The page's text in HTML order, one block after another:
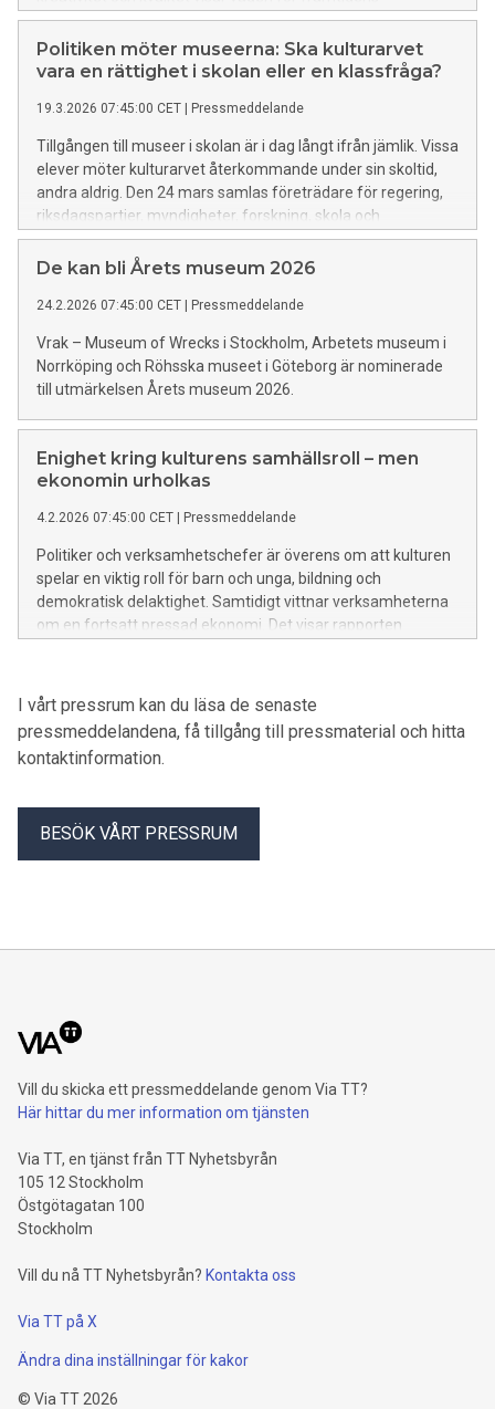
museiverksamhet.
Politiken möter museerna: Ska kulturarvet
vara en rättighet i skolan eller en klassfråga?
19.3.2026 07:45:00 CET Pressmeddelande
Tillgången till museer i skolan är i dag långt ifrån jämlik. Vissa
elever möter kulturarvet återkommande under sin skoltid,
andra aldrig. Den 24 mars samlas företrädare för regering,
riksdagspartier, myndigheter, forskning, skola och
museibranschen på Nordiska museet i Stockholm för att
diskutera hur museer kan bli en självklar del av skolans
finns Lotta Edholm, Gymnasie-, högskole- och
forskningsminister, Karin Svanborg-Sjövall, statssekreterare
Kulturdepartementet, och representanter från Skolverket.
De kan bli Årets museum 2026
24.2.2026 07:45:00 CET Pressmeddelande
Vrak – Museum of Wrecks i Stockholm, Arbetets museum i
Norrköping och Röhsska museet i Göteborg är nominerade
till utmärkelsen Årets museum 2026.
Enighet kring kulturens samhällsroll – men
ekonomin urholkas
4.2.2026 07:45:00 CET Pressmeddelande
Politiker och verksamhetschefer är överens om att kulturen
spelar en viktig roll för barn och unga, bildning och
demokratisk delaktighet. Samtidigt vittnar verksamheterna
om en fortsatt pressad ekonomi. Det visar rapporten
I vårt pressrum kan du läsa de senaste
pressmeddelandena, få tillgång till pressmaterial och hitta
kontaktinformation.
BESÖK VÅRT PRESSRUM
Vill du skicka ett pressmeddelande genom Via TT?
Här hittar du mer information om tjänsten
Via TT, en tjänst från TT Nyhetsbyrån
105 12 Stockholm
Östgötagatan 100
Stockholm
Vill du nå TT Nyhetsbyrån? Kontakta oss
Via TT på X
Ändra dina inställningar för kakor
© Via TT2026